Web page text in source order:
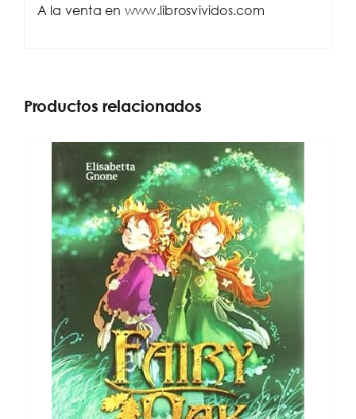
A la venta en www.librosvividos.com
Productos relacionados